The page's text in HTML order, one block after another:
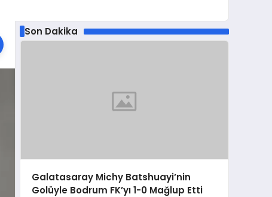
Son Dakika
Galatasaray Michy Batshuayi’nin
Golüyle Bodrum FK’yı 1-0 Mağlup Etti